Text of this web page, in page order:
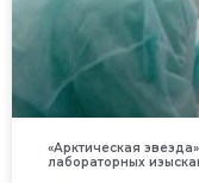
«Арктическая
лабораторных